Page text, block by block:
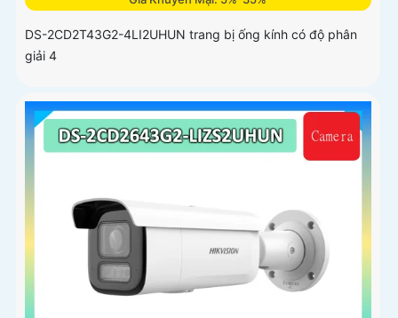
DS-2CD2T43G2-4LI2UHUN trang bị ống kính có độ phân
giải 4